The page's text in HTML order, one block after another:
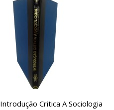
Introdução Critica A Sociologia